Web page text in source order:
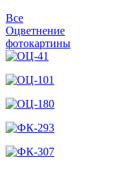
Все
Оцветнение
фотокартины